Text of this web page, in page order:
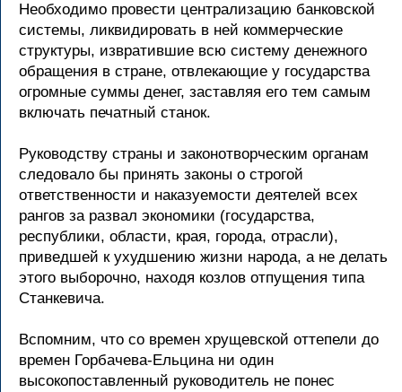
Необходимо провести централизацию банковской
системы, ликвидировать в ней коммерческие
структуры, извратившие всю систему денежного
обращения в стране, отвлекающие у государства
огромные суммы денег, заставляя его тем самым
включать печатный станок.
Руководству страны и законотворческим органам
следовало бы принять законы о строгой
ответственности и наказуемости деятелей всех
рангов за развал экономики (государства,
республики, области, края, города, отрасли),
приведшей к ухудшению жизни народа, а не делать
этого выборочно, находя козлов отпущения типа
Станкевича.
Вспомним, что со времен хрущевской оттепели до
времен Горбачева-Ельцина ни один
высокопоставленный руководитель не понес